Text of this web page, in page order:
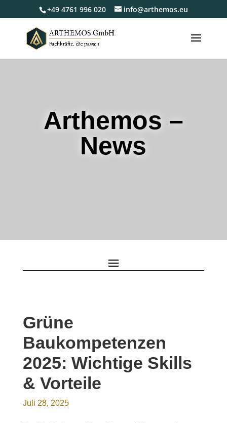
+49 4761 996 020 info@arthemos.eu
Arthemos –
News
Grüne
Baukompetenzen
2025: Wichtige Skills
& Vorteile
Juli 28, 2025